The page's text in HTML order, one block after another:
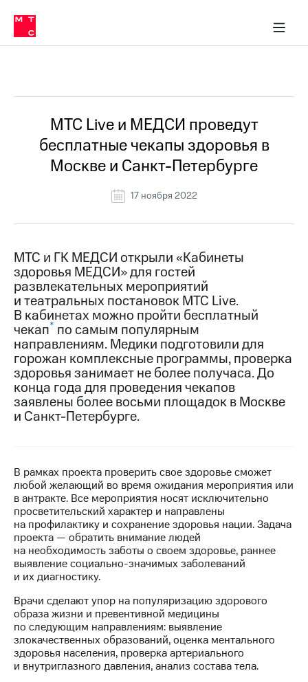
Медиа-центр
и акционерам
Устойчивое развитие
Комплаенс и деловая этика
компании
Карьера
История
компании
Руководство
информация
Контакты
Медиа-центр
Пресс-
релизы
МТС
о технологиях
Достижения
Интервью
Финансовая
Новости
в
регионе
и акционерам
Корпоративное
управление
секретарь
Раскрытие
информации
Информация
акционерам
Документы
в МТС
Пресс-
релизы
МТС
о технологиях
МТС Live и МЕДСИ проведут
бесплатные чекапы здоровья в
Москве и Санкт-Петербурге
17 ноября 2022
МТС и ГК МЕДСИ открыли «Кабинеты
здоровья МЕДСИ» для гостей
развлекательных мероприятий
и театральных постановок МТС Live.
В кабинетах можно пройти бесплатный
чекап* по самым популярным
направлениям. Медики подготовили для
горожан комплексные программы, проверка
здоровья занимает не более получаса. До
конца года для проведения чекапов
заявлены более восьми площадок в Москве
и Санкт-Петербурге.
В рамках проекта проверить свое здоровье сможет
любой желающий во время ожидания мероприятия или
в антракте. Все мероприятия носят исключительно
просветительский характер и направлены
на профилактику и сохранение здоровья нации. Задача
проекта — обратить внимание людей
на необходимость заботы о своем здоровье, раннее
выявление социально-значимых заболеваний
и их диагностику.
Врачи сделают упор на популяризацию здорового
образа жизни и превентивной медицины
по следующим направлениям: выявление
злокачественных образований, оценка ментального
здоровья населения, проверка артериального
и внутриглазного давления, анализ состава тела.